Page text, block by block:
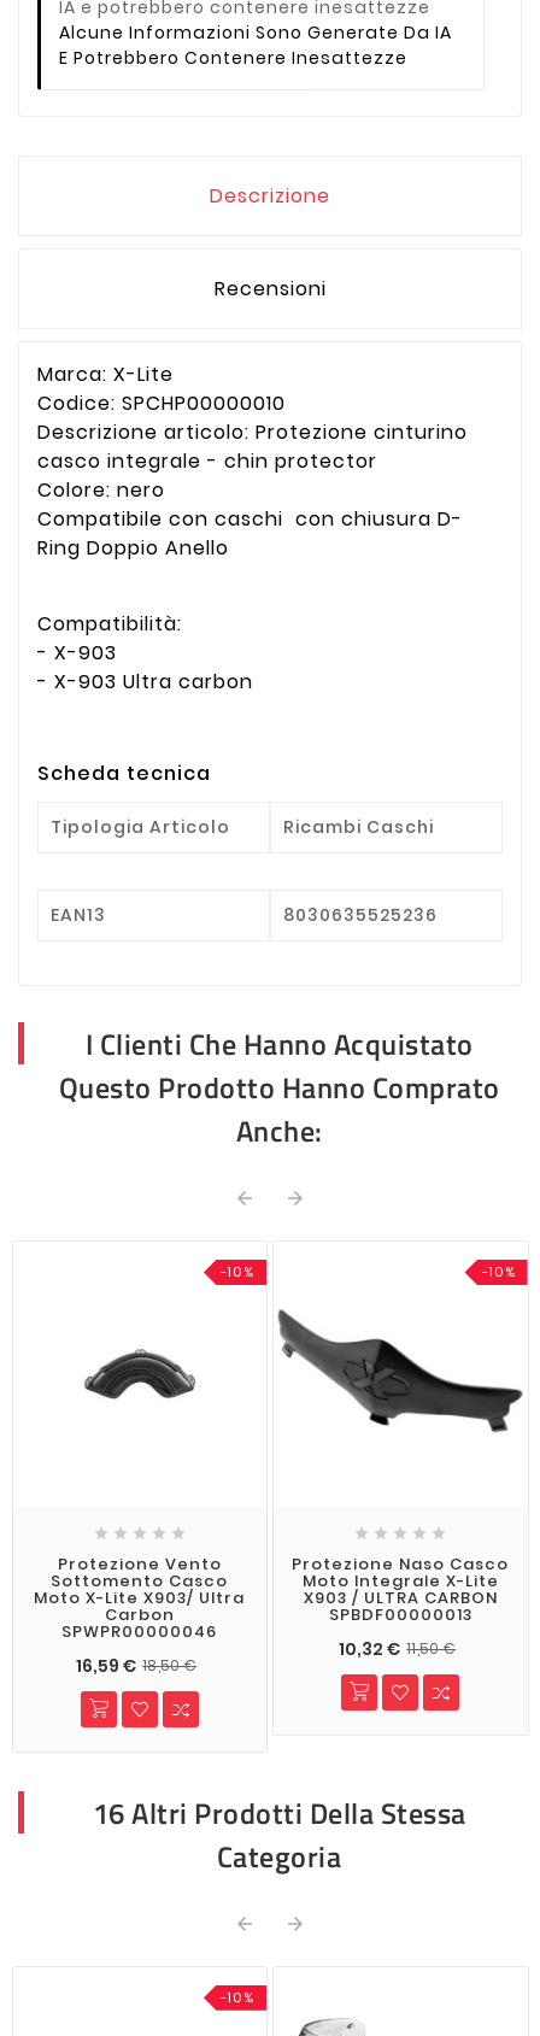
Alcune Informazioni Sono Generate Da IA
E Potrebbero Contenere Inesattezze
Descrizione
Recensioni
Marca: X-Lite
Codice: SPCHP00000010
Descrizione articolo: Protezione cinturino
casco integrale - chin protector
Colore: nero
Compatibile con caschi con chiusura D-
Ring Doppio Anello
Compatibilità:
- X-903
- X-903 Ultra carbon
Scheda tecnica
Tipologia Articolo Ricambi Caschi
EAN13 8030635525236
I Clienti Che Hanno Acquistato
Questo Prodotto Hanno Comprato
Anche:
 
-10%
    
Protezione Vento
Sottomento Casco
Moto X-Lite X903/ Ultra
Carbon
SPWPR00000046
16,59 € 18,50 €
-10%
    
Protezione Naso Casco
Moto Integrale X-Lite
X903 / ULTRA CARBON
SPBDF00000013
10,32 € 11,50 €
16 Altri Prodotti Della Stessa
Categoria
 
-10%